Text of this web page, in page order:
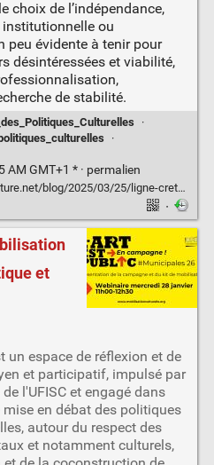
choix de l’indépendance,
ou
peu évidente à tenir pour
désintéressées et viabilité,
de stabilité.
·
·
GMT+1 * · permalien
crete-independance-culturelle-tensions-contradictions-equilibres/
·
et
un espace de réflexion et de
et participatif, impulsé par
l'UFISC et engagé dans
mise en débat des politiques
autour du respect des
et notamment culturels,